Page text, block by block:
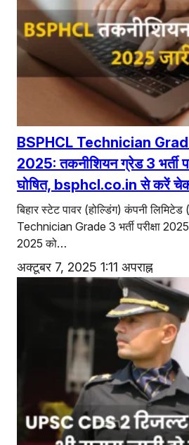
BSPHCL Technician
2025: तकनीशियन ग्रेड 3 भर्ती
घोषित, bsphcl.co.in से करें
बिहार स्टेट पावर (होल्डिंग) कंपनी
Technician Grade 3 भर्ती परीक्षा
2025 को…
अक्टूबर 7, 2025 1:11 अपराह्न